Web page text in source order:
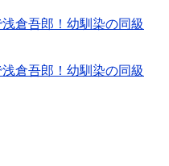
倉吾郎！幼馴染の同級
倉吾郎！幼馴染の同級